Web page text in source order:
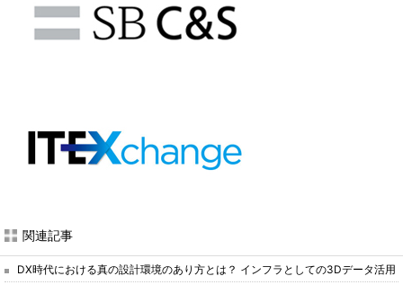
関連記事
DX時代における真の設計環境のあり方とは？ インフラとしての3Dデータ活用